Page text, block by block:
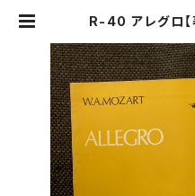
R-40 アレグロ【
年 | Birds'